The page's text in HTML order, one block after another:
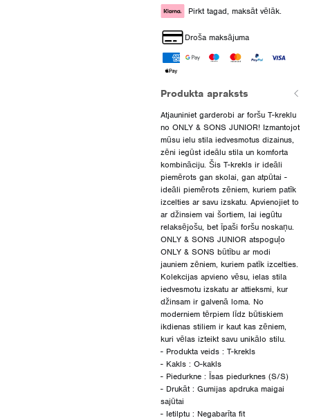
Pirkt tagad, maksāt vēlāk.
Droša maksājuma
Produkta apraksts
Atjauniniet garderobi ar foršu T-kreklu
no ONLY & SONS JUNIOR! Izmantojot
mūsu ielu stila iedvesmotus dizainus,
zēni iegūst ideālu stila un komforta
kombināciju. Šis T-krekls ir ideāli
piemērots gan skolai, gan atpūtai -
ideāli piemērots zēniem, kuriem patīk
izcelties ar savu izskatu. Apvienojiet to
ar džinsiem vai šortiem, lai iegūtu
relaksējošu, bet īpaši foršu noskaņu.
ONLY & SONS JUNIOR atspoguļo
ONLY & SONS būtību ar modi
jauniem zēniem, kuriem patīk izcelties.
Kolekcijas apvieno vēsu, ielas stila
iedvesmotu izskatu ar attieksmi, kur
džinsam ir galvenā loma. No
moderniem tērpiem līdz būtiskiem
ikdienas stiliem ir kaut kas zēniem,
kuri vēlas izteikt savu unikālo stilu.
- Produkta veids : T-krekls
- Kakls : O-kakls
- Piedurkne : Īsas piedurknes (S/S)
- Drukāt : Gumijas apdruka maigai
sajūtai
- Ietilptu : Negabarīta fit